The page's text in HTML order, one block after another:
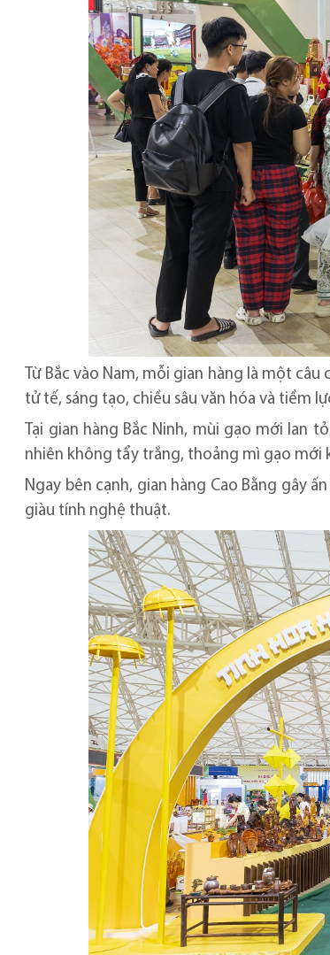
Từ Bắc vào Nam, mỗi gian hàng là một câu
tử tế, sáng tạo, chiều sâu văn hóa và tiềm
Tại gian hàng Bắc Ninh, mùi gạo mới lan
nhiên không tẩy trắng, thoảng mì gạo mới
Ngay bên cạnh, gian hàng Cao Bằng gây
giàu tính nghệ thuật.